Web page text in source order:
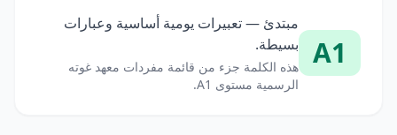
A1
مبتدئ — تعبيرات يومية أساسية وعبارات
بسيطة.
هذه الكلمة جزء من قائمة مفردات معهد غوته
الرسمية مستوى A1.